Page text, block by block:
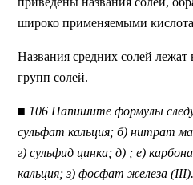
широко применяемыми
Названия средних солей лежат
групп солей.
■ 106 Напишите формулы
сульфат кальция; б) нитрат
г) сульфид цинка; д) ; е)
кальция; з) фосфат железа (III).